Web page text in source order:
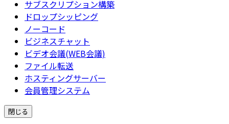
サブスクリプション構築
ドロップシッピング
ノーコード
ビジネスチャット
ビデオ会議(WEB会議)
ファイル転送
ホスティングサーバー
会員管理システム
閉じる